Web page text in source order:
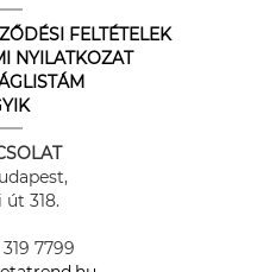
FELTÉTELEK
NYILATKOZAT
út 318.
7799